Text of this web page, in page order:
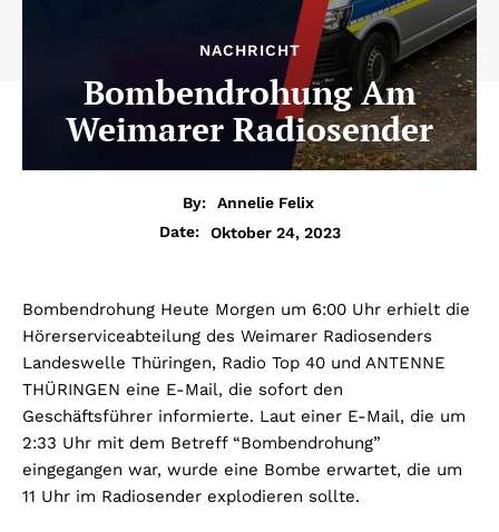
NACHRICHT
Bombendrohung Am
Weimarer Radiosender
By:
Annelie Felix
Date:
Oktober 24, 2023
Bombendrohung Heute Morgen um 6:00 Uhr erhielt die
Hörerserviceabteilung des Weimarer Radiosenders
Landeswelle Thüringen, Radio Top 40 und ANTENNE
THÜRINGEN eine E-Mail, die sofort den
Geschäftsführer informierte. Laut einer E-Mail, die um
2:33 Uhr mit dem Betreff “Bombendrohung”
eingegangen war, wurde eine Bombe erwartet, die um
11 Uhr im Radiosender explodieren sollte.